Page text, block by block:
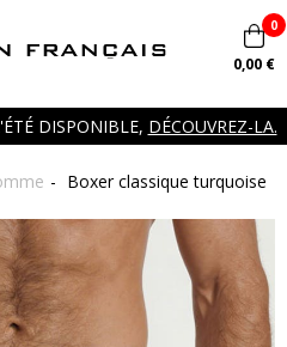
DISPONIBLE, DÉCOUVREZ-LA.
0
0,00 €
Boxer classique turquoise